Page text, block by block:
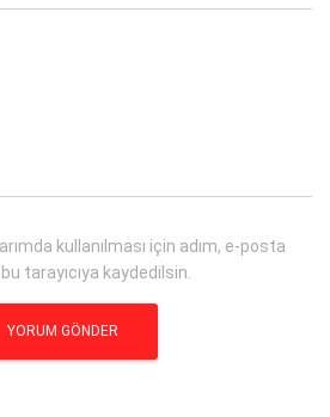
kullanılması için adım, e-posta
tarayıcıya kaydedilsin.